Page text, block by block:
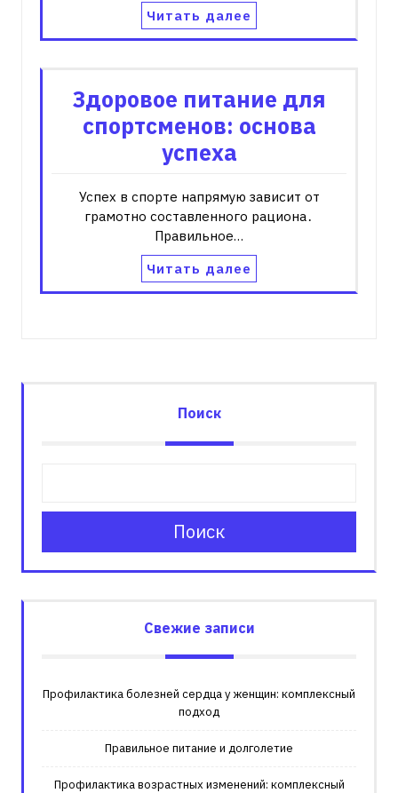
Читать далее
Здоровое питание для
спортсменов: основа
успеха
Успех в спорте напрямую зависит от
грамотно составленного рациона․
Правильное…
Читать далее
Поиск
Поиск
Свежие записи
Профилактика болезней сердца у женщин: комплексный
подход
Правильное питание и долголетие
Профилактика возрастных изменений: комплексный